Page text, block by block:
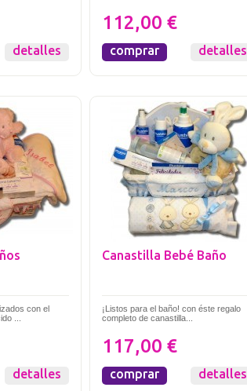
detalles
112,00 €
comprar detalles
con el
...
detalles
Canastilla Bebé Baño
¡Listos para el baño! con éste regalo
completo de canastilla...
117,00 €
comprar detalles